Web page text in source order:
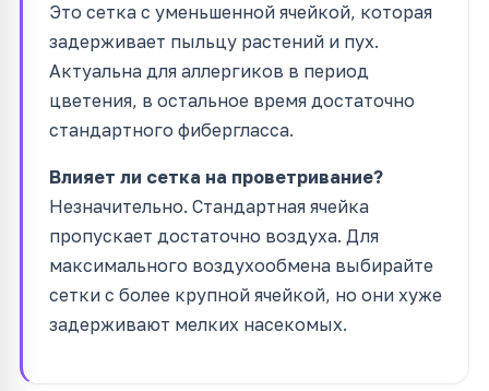
Это сетка с уменьшенной ячейкой, которая
задерживает пыльцу растений и пух.
Актуальна для аллергиков в период
цветения, в остальное время достаточно
стандартного фибергласса.
Влияет ли сетка на проветривание?
Незначительно. Стандартная ячейка
пропускает достаточно воздуха. Для
максимального воздухообмена выбирайте
сетки с более крупной ячейкой, но они хуже
задерживают мелких насекомых.